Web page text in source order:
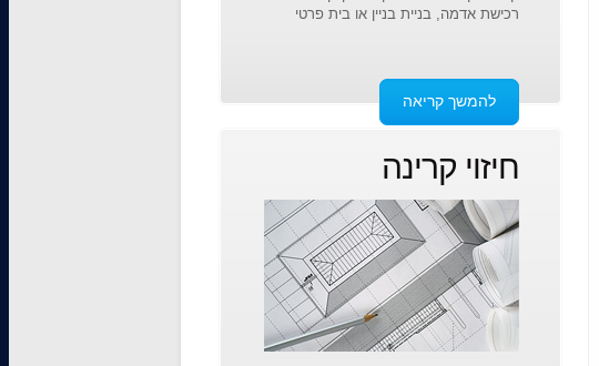
רכישת אדמה, בניית בניין או בית פרטי
להמשך קריאה
חיזוי קרינה